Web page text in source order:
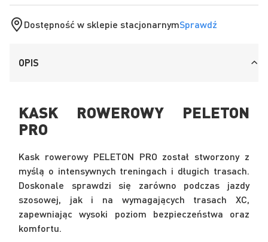
Dostępność w sklepie stacjonarnymSprawdź
OPIS
KASK ROWEROWY PELETON
PRO
Kask rowerowy PELETON PRO został stworzony z
myślą o intensywnych treningach i długich trasach.
Doskonale sprawdzi się zarówno podczas jazdy
szosowej, jak i na wymagających trasach XC,
zapewniając wysoki poziom bezpieczeństwa oraz
komfortu.